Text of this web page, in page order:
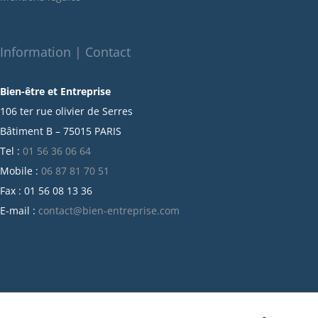
décembre 2021
octobre 2021
juillet 2021
juin 2021
mai 2021
avril 2021
mars 2021
février 2021
janvier 2021
Information | Contact
Bien-être et Entreprise
106 ter rue olivier de Serres
Bâtiment B – 75015 PARIS
Tel : 01 56 36 06 64
Mobile : 06 87 81 70 51
Fax : 01 56 08 13 36
E-mail : contact@bien-entreprise.com